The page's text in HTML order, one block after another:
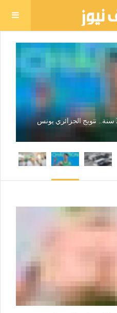
ألعاب القوى:مونديال أقل من 20 سنة.. تتويج الجزائري يونس